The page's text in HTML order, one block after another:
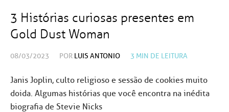
3 Histórias curiosas presentes em
Gold Dust Woman
08/03/2023 POR LUIS ANTONIO 3 MIN DE LEITURA
Janis Joplin, culto religioso e sessão de cookies muito
doida. Algumas histórias que você encontra na inédita
biografia de Stevie Nicks